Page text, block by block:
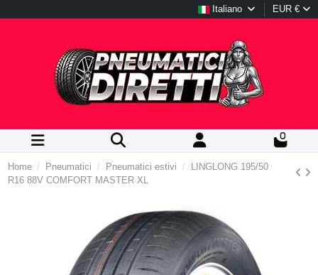
Italiano EUR €
0
Home Pneumatici Pneumatici estivi
LINGLONG 195/50
R16 88V COMFORT MASTER XL